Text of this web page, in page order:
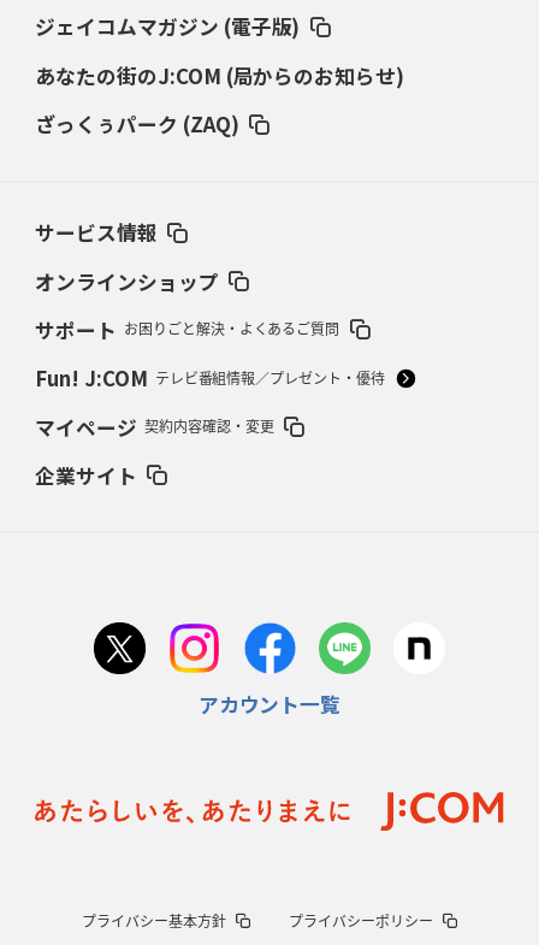
2026年3月5日(木)更新
2026年2月19日(木)更新
37年女子W杯招致への課題と期待
2026年2月12日(木)更新
2026年2月5日(木)更新
占い方
首位スピアーズ、充実の攻撃力 「湧き出る」パスでトライ量産
2026年1月8日(木)更新
ルディケ「15番はゲームドライバ
2025年12月25日(木)更新
ジェイコムマガジン (電子版)
あなたの街のJ:COM (局からのお知らせ)
ざっくぅパーク (ZAQ)
サービス情報
オンラインショップ
サポート お困りごと解決・よくあるご質問
Fun! J:COM テレビ番組情報／プレゼント・優待
マイページ 契約内容確認・変更
企業サイト
アカウント一覧
プライバシー基本方針 プライバシーポリシー